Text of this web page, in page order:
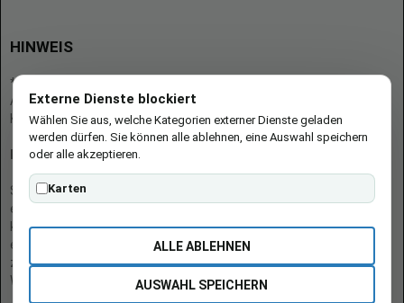
HINWEIS
* = Afilliate-Link (=Werbung)
Als Amazon-Partner verdient der Seitenbetreiber an qualifizierten
Käufen.
Hinweis zu Preisen und Verfügbarkeiten
Sofern Produktpreise und Verfügbarkeiten angezeigt werden,
entsprechen diese dem angegebenen Stand (Datum/Uhrzeit) und
können sich auf der verlinkten Seite jederzeit ändern. Für den Kauf
eines Produkts gelten die Angaben zu Preis und Verfügbarkeit, die
zum Kaufzeitpunkt [auf der/den maßgeblichen Amazon-
Website(s)] angezeigt werden.
Externe Dienste blockiert
Wählen Sie aus, welche Kategorien externer Dienste geladen
werden dürfen. Sie können alle ablehnen, eine Auswahl speichern
oder alle akzeptieren.
Karten
ALLE ABLEHNEN
AUSWAHL SPEICHERN